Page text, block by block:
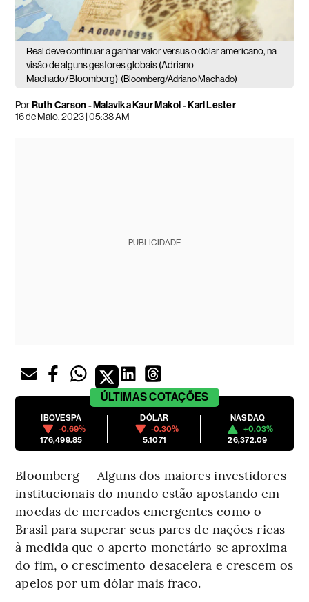
Real deve continuar a ganhar valor versus o dólar americano, na
visão de alguns gestores globais (Adriano
Machado/Bloomberg) (Bloomberg/Adriano Machado)
PorRuth Carson - Malavika Kaur Makol - Karl Lester
16 de Maio, 2023 | 05:38 AM
PUBLICIDADE
ÚLTIMASCOTAÇÕES
IBOVESPA
-0.69%
176,499.85
DÓLAR
-0.30%
5.1071
NASDAQ
+0.03%
26,372.09
Bloomberg — Alguns dos maiores investidores
institucionais do mundo estão apostando em
moedas de mercados emergentes como o
Brasil para superar seus pares de nações ricas
à medida que o aperto monetário se aproxima
do fim, o crescimento desacelera e crescem os
apelos por um dólar mais fraco.